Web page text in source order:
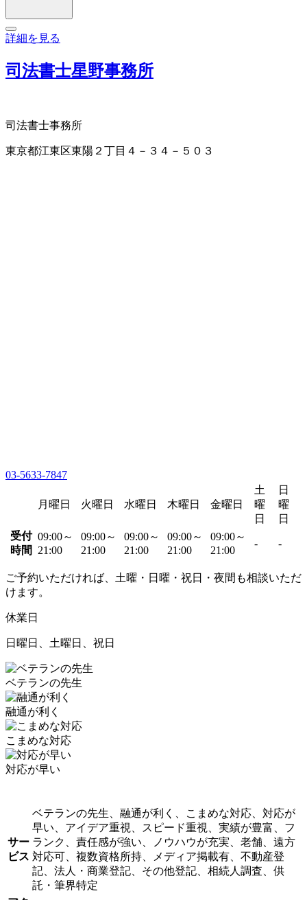
詳細を見る
司法書士星野事務所
司法書士事務所
東京都江東区東陽２丁目４－３４－５０３
03-5633-7847
月曜日 火曜日 水曜日 木曜日 金曜日
土
曜
日
日
曜
日
受付
時間
09:00～
21:00
09:00～
21:00
09:00～
21:00
09:00～
21:00
09:00～
21:00
- -
ご予約いただければ、土曜・日曜・祝日・夜間も相談いただ
けます。
休業日
日曜日、土曜日、祝日
ベテランの先生
融通が利く
こまめな対応
対応が早い
サー
ビス
ベテランの先生、融通が利く、こまめな対応、対応が
早い、アイデア重視、スピード重視、実績が豊富、フ
ランク、責任感が強い、ノウハウが充実、老舗、遠方
対応可、複数資格所持、メディア掲載有、不動産登
記、法人・商業登記、その他登記、相続人調査、供
託・筆界特定